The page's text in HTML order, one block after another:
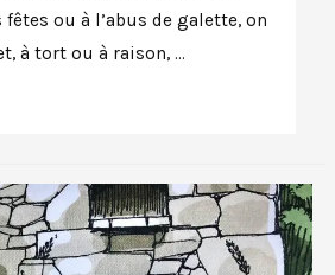
ou à l’abus de galette, on
à tort ou à raison, …